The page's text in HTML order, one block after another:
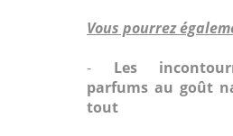
Vous pourrez
- Les
parfums au goût
tout